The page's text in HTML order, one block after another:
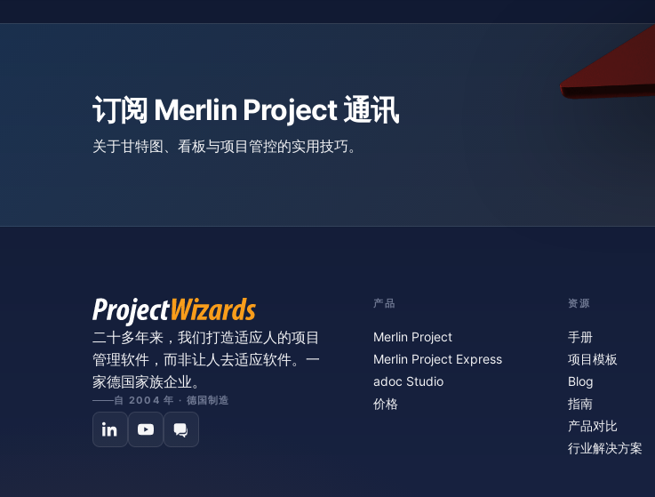
订阅 Merlin Project 通讯
关于甘特图、看板与项目管控的实用技巧。
二十多年来，我们打造适应人的项目
管理软件，而非让人去适应软件。一
家德国家族企业。
自 2004 年 · 德国制造
产品
Merlin Project
Merlin Project Express
adoc Studio
价格
资源
手册
项目模板
Blog
指南
产品对比
行业解决方案